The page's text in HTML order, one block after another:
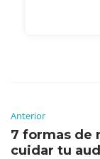
Anterior
7 formas de
cuidar tu